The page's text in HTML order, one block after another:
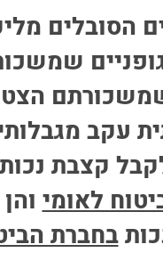
הסובלים
עקב
קצבת
לאומי
בחברת